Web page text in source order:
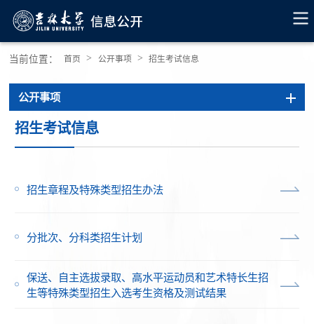
当前位置： 首页 > 公开事项 > 招生考试信息
公开事项
招生考试信息
招生章程及特殊类型招生办法
分批次、分科类招生计划
保送、自主选拔录取、高水平运动员和艺术特长生招
生等特殊类型招生入选考生资格及测试结果